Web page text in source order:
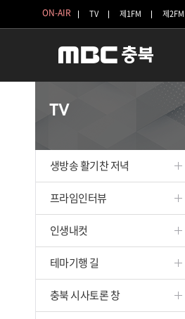
ON-AIR TV 제1FM 제2FM
TV
생방송 활기찬 저녁
프라임인터뷰
인생내컷
테마기행 길
충북 시사토론 창